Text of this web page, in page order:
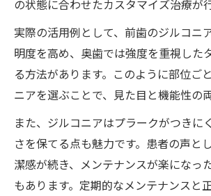
の状態に合わせたカスタマイズ治療が
実際の活用例として、前歯のジルコニ
明度を高め、奥歯では強度を重視した
る方法があります。このように部位ご
ニアを選ぶことで、見た目と機能性の
また、ジルコニアはプラークがつきに
さを保てる点も魅力です。患者の声と
潔感が続き、メンテナンスが楽になっ
もあります。定期的なメンテナンスと